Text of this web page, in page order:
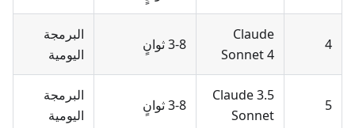
4
Claude
Sonnet 4
3-8 ثوانٍ
البرمجة
اليومية
5
Claude 3.5
Sonnet
3-8 ثوانٍ
البرمجة
اليومية